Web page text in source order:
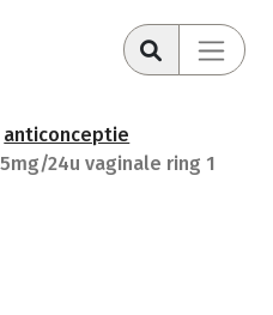
anticonceptie
24u vaginale ring 1